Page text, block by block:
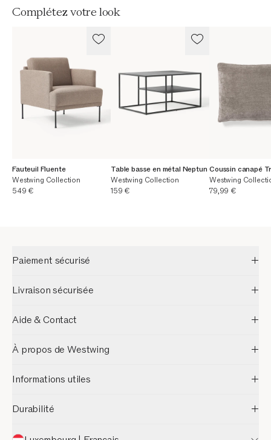
Complétez votre look
Fauteuil Fluente
Westwing Collection
Prix actuel
549 €
Table basse en métal Neptun
Westwing Collection
Prix actuel
159 €
Coussin canapé
Westwing
Prix actuel
79,99 €
Paiement sécurisé
Livraison sécurisée
Aide & Contact
À propos de Westwing
Informations utiles
Durabilité